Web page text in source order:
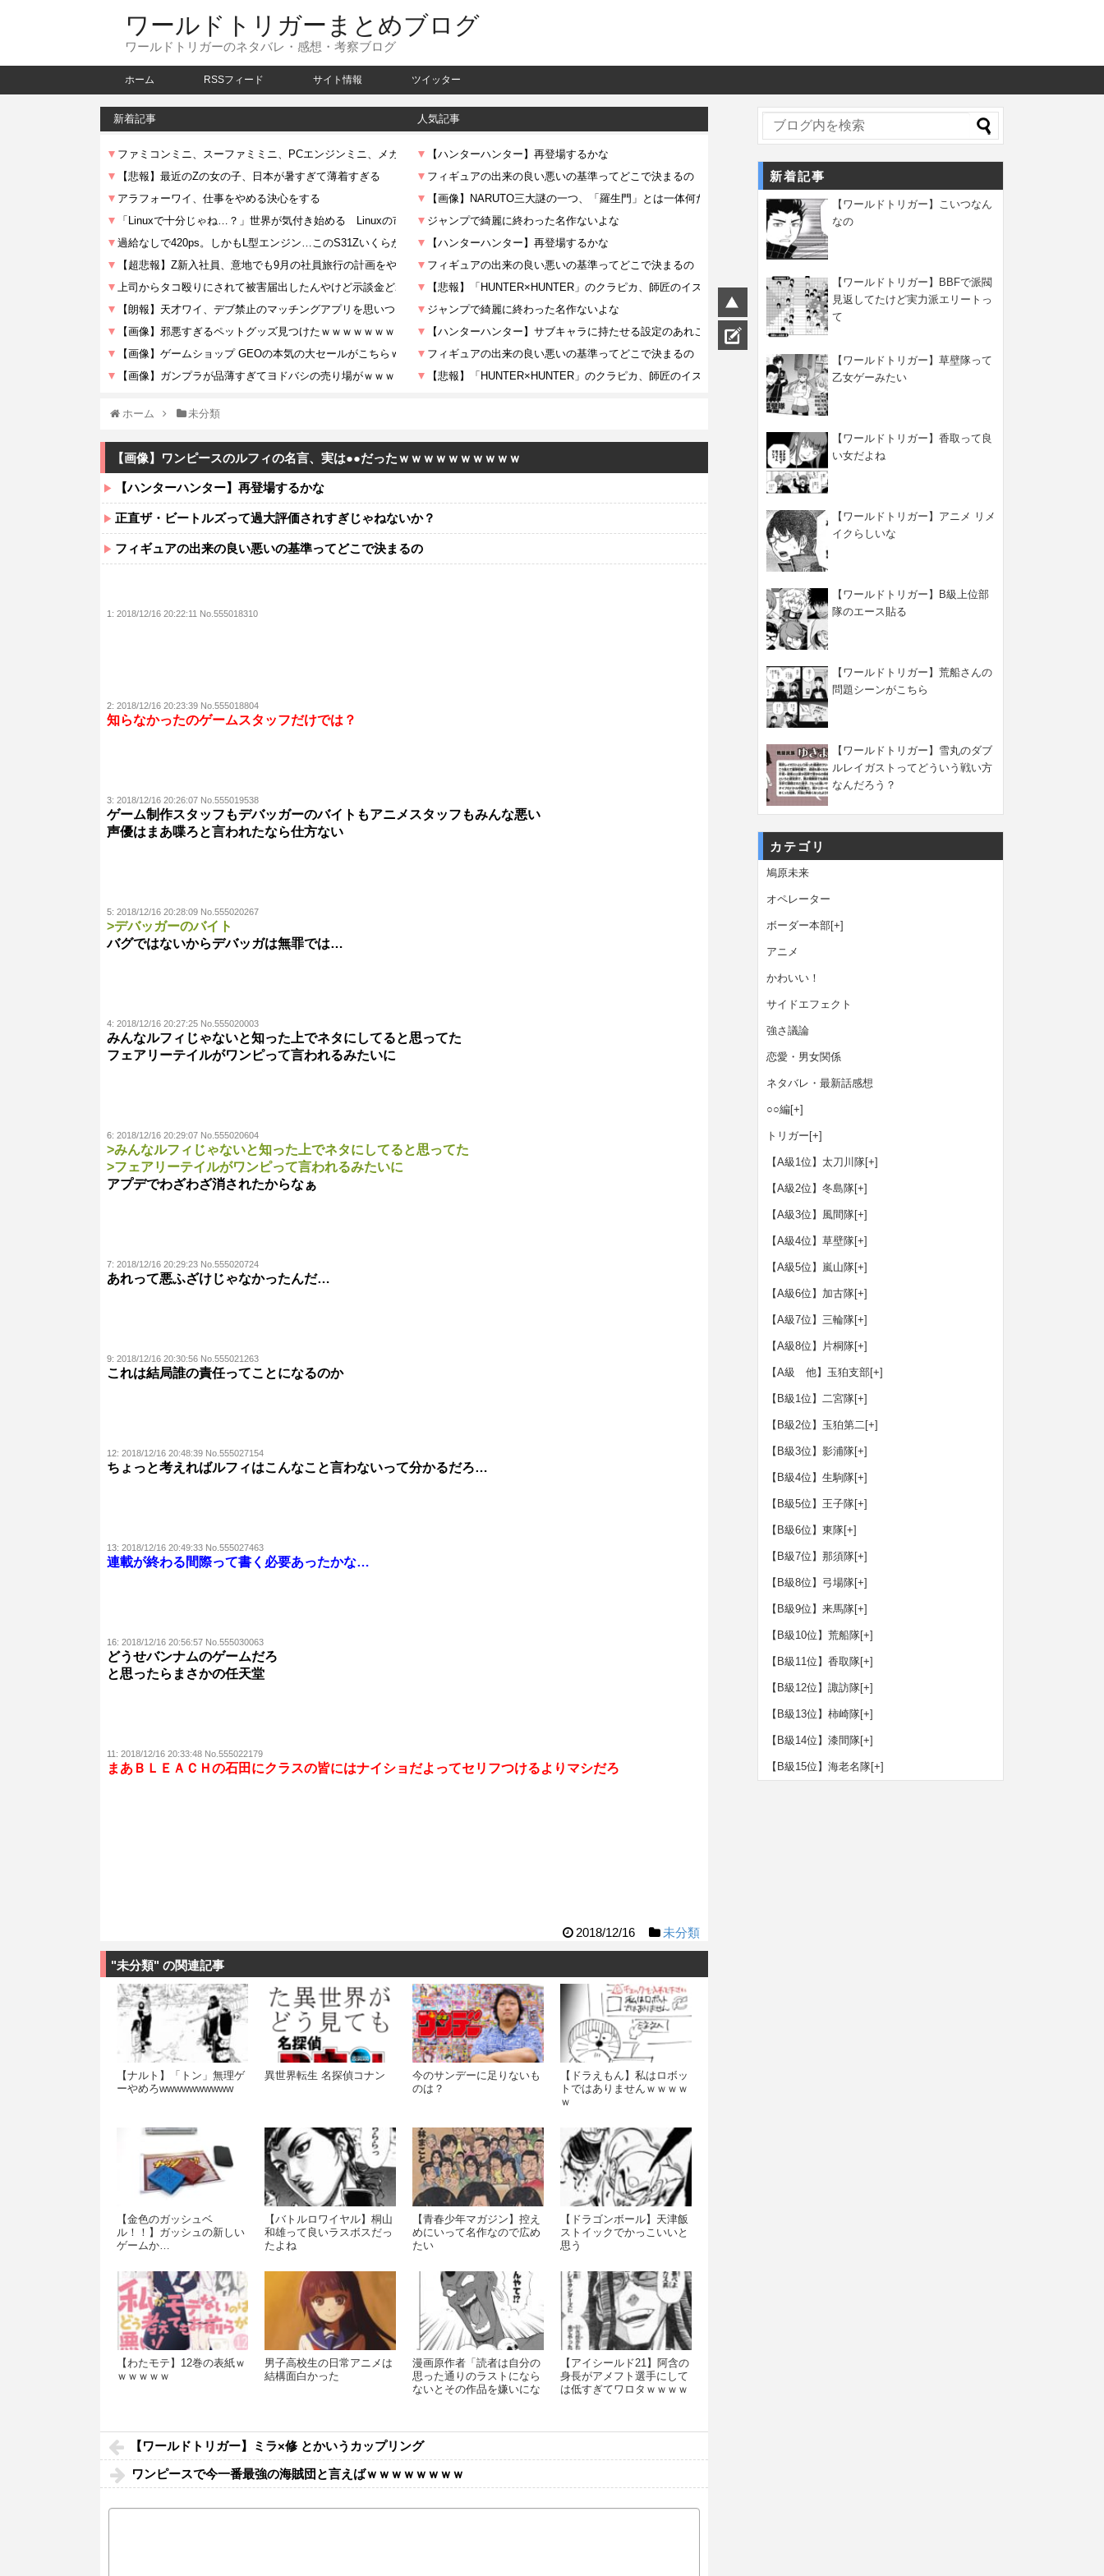
ワールドトリガーまとめブログ
ワールドトリガーのネタバレ・感想・考察ブログ
ホーム RSSフィード サイト情報 ツイッター
新着記事 人気記事
ホーム 未分類
【画像】ワンピースのルフィの名言、実は●●だったｗｗｗｗｗｗｗｗｗｗ
【ハンターハンター】再登場するかな
正直ザ・ビートルズって過大評価されすぎじゃねないか？
フィギュアの出来の良い悪いの基準ってどこで決まるの
1: 2018/12/16 20:22:11 No.555018310
2: 2018/12/16 20:23:39 No.555018804
知らなかったのゲームスタッフだけでは？
3: 2018/12/16 20:26:07 No.555019538
ゲーム制作スタッフもデバッガーのバイトもアニメスタッフもみんな悪い
声優はまあ喋ろと言われたなら仕方ない
5: 2018/12/16 20:28:09 No.555020267
>デバッガーのバイト
バグではないからデバッガは無罪では…
4: 2018/12/16 20:27:25 No.555020003
みんなルフィじゃないと知った上でネタにしてると思ってた
フェアリーテイルがワンピって言われるみたいに
6: 2018/12/16 20:29:07 No.555020604
>みんなルフィじゃないと知った上でネタにしてると思ってた
>フェアリーテイルがワンピって言われるみたいに
アプデでわざわざ消されたからなぁ
7: 2018/12/16 20:29:23 No.555020724
あれって悪ふざけじゃなかったんだ…
9: 2018/12/16 20:30:56 No.555021263
これは結局誰の責任ってことになるのか
12: 2018/12/16 20:48:39 No.555027154
ちょっと考えればルフィはこんなこと言わないって分かるだろ…
13: 2018/12/16 20:49:33 No.555027463
連載が終わる間際って書く必要あったかな…
16: 2018/12/16 20:56:57 No.555030063
どうせバンナムのゲームだろ
と思ったらまさかの任天堂
11: 2018/12/16 20:33:48 No.555022179
まあＢＬＥＡＣＨの石田にクラスの皆にはナイショだよってセリフつけるよりマシだろ
2018/12/16 未分類
"未分類" の関連記事
【ナルト】「トン」無理ゲ
ーやめろwwwwwwwwww
異世界転生 名探偵コナン
今のサンデーに足りないも
のは？
【ドラえもん】私はロボッ
トではありませんｗｗｗｗ
ｗ
【金色のガッシュベ
ル！！】ガッシュの新しい
ゲームか…
【バトルロワイヤル】桐山
和雄って良いラスボスだっ
たよね
【青春少年マガジン】控え
めにいって名作なので広め
たい
【ドラゴンボール】天津飯
ストイックでかっこいいと
思う
【わたモテ】12巻の表紙ｗ
ｗｗｗｗｗ
男子高校生の日常アニメは
結構面白かった
漫画原作者「読者は自分の
思った通りのラストになら
ないとその作品を嫌いにな
【アイシールド21】阿含の
身長がアメフト選手にして
は低すぎてワロタｗｗｗｗ
【ワールドトリガー】ミラ×修 とかいうカップリング
ワンピースで今一番最強の海賊団と言えばｗｗｗｗｗｗｗｗ
新着記事
【ワールドトリガー】こいつなん
なの
【ワールドトリガー】BBFで派閥
見返してたけど実力派エリートっ
て
【ワールドトリガー】草壁隊って
乙女ゲーみたい
【ワールドトリガー】香取って良
い女だよね
【ワールドトリガー】アニメ リメ
イクらしいな
【ワールドトリガー】B級上位部
隊のエース貼る
【ワールドトリガー】荒船さんの
問題シーンがこちら
【ワールドトリガー】雪丸のダブ
ルレイガストってどういう戦い方
なんだろう？
カテゴリ
鳩原未来
オペレーター
ボーダー本部[+]
アニメ
かわいい！
サイドエフェクト
強さ議論
恋愛・男女関係
ネタバレ・最新話感想
○○編[+]
トリガー [+]
【A級1位】太刀川隊[+]
【A級2位】冬島隊[+]
【A級3位】風間隊[+]
【A級4位】草壁隊[+]
【A級5位】嵐山隊[+]
【A級6位】加古隊[+]
【A級7位】三輪隊[+]
【A級8位】片桐隊[+]
【A級 他】玉狛支部[+]
【B級1位】二宮隊[+]
【B級2位】玉狛第二[+]
【B級3位】影浦隊[+]
【B級4位】生駒隊[+]
【B級5位】王子隊[+]
【B級6位】東隊[+]
【B級7位】那須隊[+]
【B級8位】弓場隊[+]
【B級9位】来馬隊[+]
【B級10位】荒船隊[+]
【B級11位】香取隊[+]
【B級12位】諏訪隊[+]
【B級13位】柿崎隊[+]
【B級14位】漆間隊[+]
【B級15位】海老名隊[+]